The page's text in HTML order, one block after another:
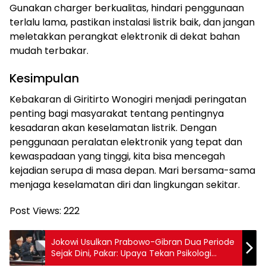
Gunakan charger berkualitas, hindari penggunaan
terlalu lama, pastikan instalasi listrik baik, dan jangan
meletakkan perangkat elektronik di dekat bahan
mudah terbakar.
Kesimpulan
Kebakaran di Giritirto Wonogiri menjadi peringatan
penting bagi masyarakat tentang pentingnya
kesadaran akan keselamatan listrik. Dengan
penggunaan peralatan elektronik yang tepat dan
kewaspadaan yang tinggi, kita bisa mencegah
kejadian serupa di masa depan. Mari bersama-sama
menjaga keselamatan diri dan lingkungan sekitar.
Post Views: 222
Jokowi Usulkan Prabowo-Gibran Dua Periode
Sejak Dini, Pakar: Upaya Tekan Psikologi
Prabowo